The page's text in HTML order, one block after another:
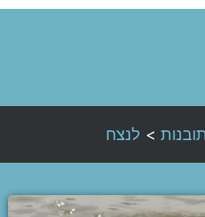
> לנצח